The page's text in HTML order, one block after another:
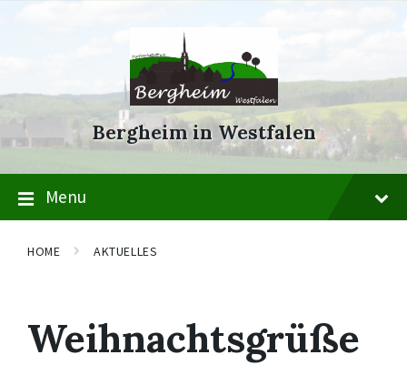
Skip
Skip
Skip
Bergheim in Westfalen
Menu
HOME AKTUELLES
Weihnachtsgrüße